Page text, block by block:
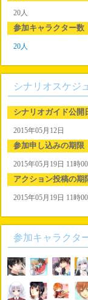
20人
参加キャラクター数
20人
シナリオスケジ
シナリオガイド公開
2015年05月12日
参加申し込みの期限
2015年05月19日 11時
アクション投稿の期
2015年05月19日 11時
参加キャラクタ